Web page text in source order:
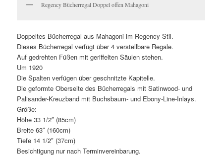
Regency Bücherregal Doppel offen Mahagoni
Doppeltes Bücherregal aus Mahagoni im Regency-Stil.
Dieses Bücherregal verfügt über 4 verstellbare Regale.
Auf gedrehten Füßen mit geriffelten Säulen stehen.
Um 1920
Die Spalten verfügen über geschnitzte Kapitelle.
Die geformte Oberseite des Bücherregals mit Satinwood- und
Palisander-Kreuzband mit Buchsbaum- und Ebony-Line-Inlays.
Größe:
Höhe 33 1/2″ (85cm)
Breite 63″ (160cm)
Tiefe 14 1/2″ (37cm)
Besichtigung nur nach Terminvereinbarung.